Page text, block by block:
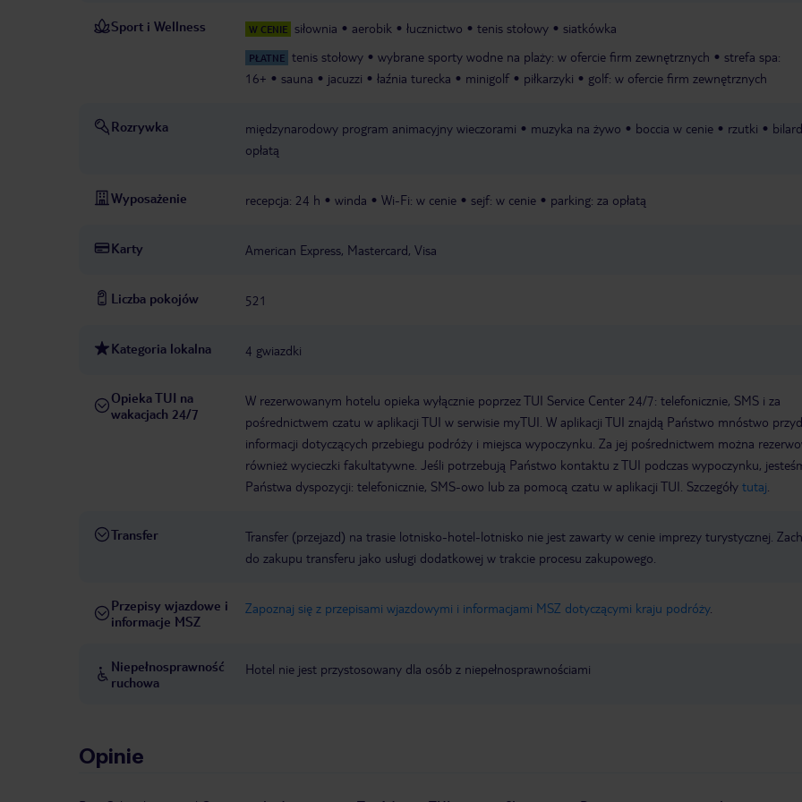
Sport i Wellness W CENIE siłownia aerobik łucznictwo tenis stołowy siatkówka
PŁATNE tenis stołowy wybrane sporty wodne na plaży: w ofercie firm zewnętrznych
strefa spa:
16+
sauna jacuzzi łaźnia turecka minigolf piłkarzyki golf: w ofercie firm zewnętrznych
Rozrywka międzynarodowy program animacyjny wieczorami muzyka na żywo boccia w cenie rzutki
opłatą
Wyposażenie recepcja: 24 h winda Wi-Fi: w cenie sejf: w cenie parking: za opłatą
Karty American Express, Mastercard, Visa
Liczba pokojów 521
Kategoria lokalna 4 gwiazdki
Opieka TUI na
wakacjach 24/7
W rezerwowanym hotelu opieka wyłącznie poprzez TUI Service Center 24/7: telefonicznie, SMS i za
pośrednictwem czatu w aplikacji TUI w serwisie myTUI. W aplikacji TUI znajdą Państwo mnóstwo
informacji dotyczących przebiegu podróży i miejsca wypoczynku. Za jej pośrednictwem można
również wycieczki fakultatywne. Jeśli potrzebują Państwo kontaktu z TUI podczas wypoczynku,
Państwa dyspozycji: telefonicznie, SMS-owo lub za pomocą czatu w aplikacji TUI. Szczegóły tutaj
Transfer
Transfer (przejazd) na trasie lotnisko-hotel-lotnisko nie jest zawarty w cenie imprezy turystycznej.
do zakupu transferu jako usługi dodatkowej w trakcie procesu zakupowego.
Przepisy wjazdowe i
informacje MSZ
Zapoznaj się z przepisami wjazdowymi i informacjami MSZ dotyczącymi kraju podróży.
Niepełnosprawność
ruchowa
Hotel nie jest przystosowany dla osób z niepełnosprawnościami
Opinie